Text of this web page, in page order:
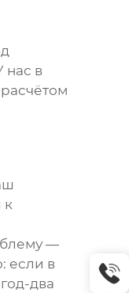
нас в
к
—
если в
два